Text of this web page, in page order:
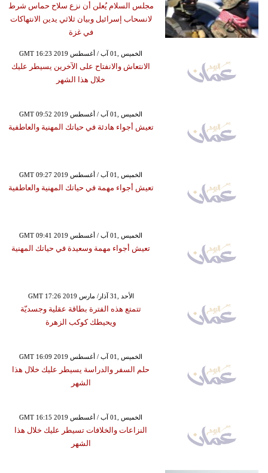
مجلس السلام يُعلن أن نزع سلاح حماس شرط
لانسحاب إسرائيل وبيان ثلاثي يدين الانتهاكات
في غزة
GMT 16:23 2019 الخميس ,01 آب / أغسطس
الانتعاش والانفتاح على الآخرين يسيطر عليك
خلال هذا الشهر
GMT 09:52 2019 الخميس ,01 آب / أغسطس
تعيش أجواء هادئة في حياتك المهنية والعاطفية
GMT 09:27 2019 الخميس ,01 آب / أغسطس
تعيش أجواء مهمة في حياتك المهنية والعاطفية
GMT 09:41 2019 الخميس ,01 آب / أغسطس
تعيش أجواء مهمة وسعيدة في حياتك المهنية
GMT 17:26 2019 الأحد ,31 آذار/ مارس
تتمتع هذه الفترة بطاقة عقلية وجسديّة
ويحيطك كوكب الزهرة
GMT 16:09 2019 الخميس ,01 آب / أغسطس
حلم السفر والدراسة يسيطر عليك خلال هذا
الشهر
GMT 16:15 2019 الخميس ,01 آب / أغسطس
النزاعات والخلافات تسيطر عليك خلال هذا
الشهر